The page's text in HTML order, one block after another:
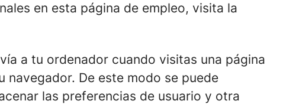
en esta página de empleo, visita la
a tu ordenador cuando visitas una página
De este modo se puede
las preferencias de usuario y otra